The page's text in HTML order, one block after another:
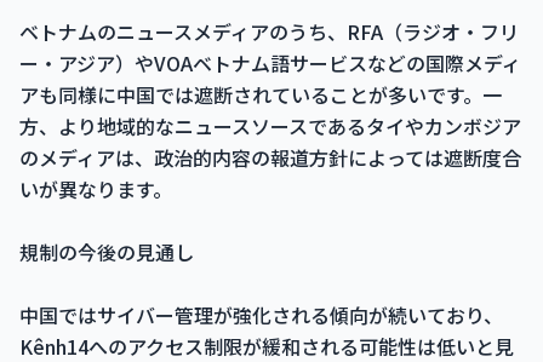
ベトナムのニュースメディアのうち、RFA（ラジオ・フリ
ー・アジア）やVOAベトナム語サービスなどの国際メディ
アも同様に中国では遮断されていることが多いです。一
方、より地域的なニュースソースであるタイやカンボジア
のメディアは、政治的内容の報道方針によっては遮断度合
いが異なります。
規制の今後の見通し
中国ではサイバー管理が強化される傾向が続いており、
Kênh14へのアクセス制限が緩和される可能性は低いと見